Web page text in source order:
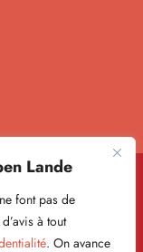
Lande
font pas de
à tout
. On avance